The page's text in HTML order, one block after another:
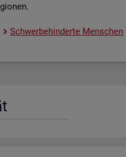
gio­nen.
Schwer­be­hin­der­te Men­schen